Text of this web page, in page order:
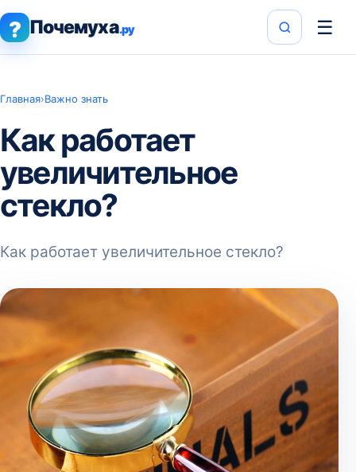
? Почемуха.ру ☰
Главная›Важно знать
Как работает
увеличительное
стекло?
Как работает увеличительное стекло?